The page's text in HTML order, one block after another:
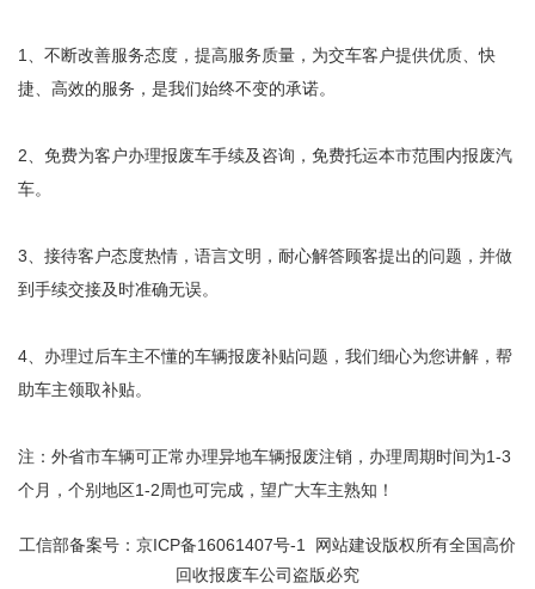
1、不断改善服务态度，提高服务质量，为交车客户提供优质、快
捷、高效的服务，是我们始终不变的承诺。
2、免费为客户办理报废车手续及咨询，免费托运本市范围内报废汽
车。
3、接待客户态度热情，语言文明，耐心解答顾客提出的问题，并做
到手续交接及时准确无误。
4、办理过后车主不懂的车辆报废补贴问题，我们细心为您讲解，帮
助车主领取补贴。
注：外省市车辆可正常办理异地车辆报废注销，办理周期时间为1-3
个月，个别地区1-2周也可完成，望广大车主熟知！
工信部备案号： 京ICP备16061407号-1 网站建设版权所有全国高价
回收报废车公司盗版必究